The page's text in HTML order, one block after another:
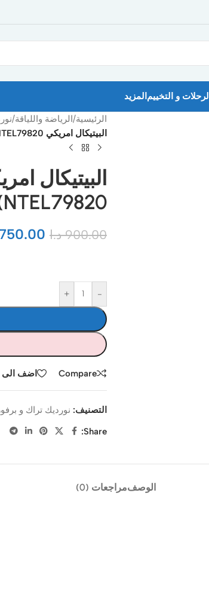
الرحلات و التخييم المزيد
الرئيسية/الرياضة واللياقة/
البيتيكال امريكي Nordictrak Commercial 9.9 (NTEL79820
900.00 د.ا
-
+
Compare اضف الى
التصنيف: نورديك تراك و
Share:
الوصفمراجعات (0)